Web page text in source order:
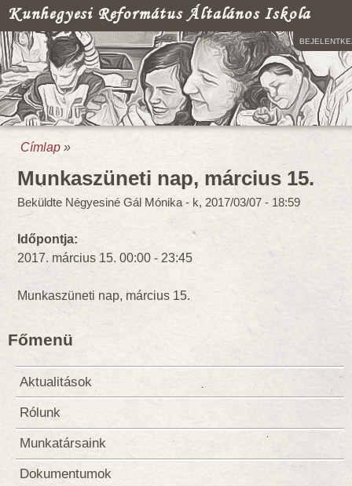
Kunhegyesi Református Általános Iskola
Jelenlegi hely
Címlap »
Munkaszüneti nap, március 15.
Beküldte Négyesiné Gál Mónika - k, 2017/03/07 - 18:59
Időpontja:
2017. március 15.00:00 - 23:45
Munkaszüneti nap, március 15.
Főmenü
Aktualitások
Rólunk
Munkatársaink
Dokumentumok